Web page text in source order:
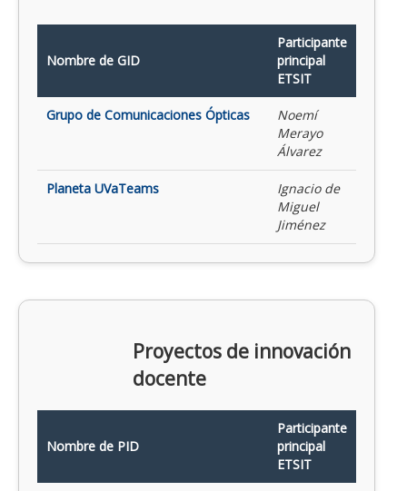
Nombre de GID
Participante
principal
ETSIT
Grupo de Comunicaciones Ópticas
Noemí
Merayo
Álvarez
Planeta UVaTeams
Ignacio de
Miguel
Jiménez
Proyectos de innovación
docente
Nombre de PID
Participante
principal
ETSIT